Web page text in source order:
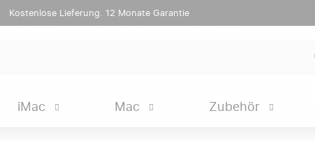
Kostenlose Lieferung. 12 Monate Garantie
iMac Mac Zubehör